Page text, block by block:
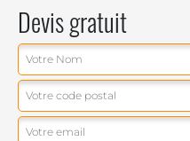
Devis gratuit